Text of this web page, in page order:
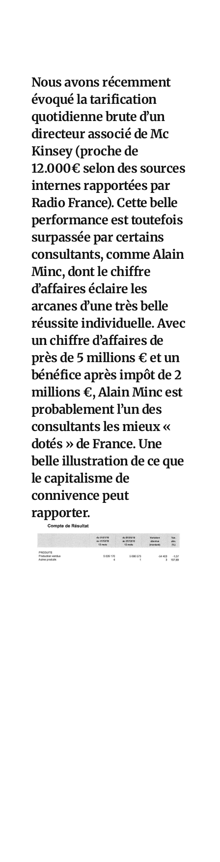
Nous avons récemment
évoqué la tarification
quotidienne brute d’un
directeur associé de Mc
Kinsey (proche de
12.000€ selon des sources
internes rapportées par
Radio France). Cette belle
performance est toutefois
surpassée par certains
consultants, comme Alain
Minc, dont le chiffre
d’affaires éclaire les
arcanes d’une très belle
réussite individuelle. Avec
un chiffre d’affaires de
près de 5 millions € et un
bénéfice après impôt de 2
millions €, Alain Minc est
probablement l’un des
consultants les mieux «
dotés » de France. Une
belle illustration de ce que
le capitalisme de
connivence peut
rapporter.